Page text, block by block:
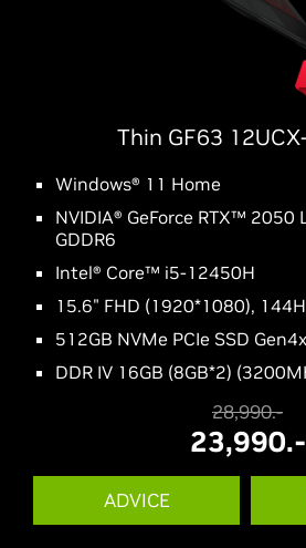
Thin GF63
Windows® 11 Home
NVIDIA® GeForce RTX™ 2050
GDDR6
Intel® Core™ i5-12450H
15.6" FHD (1920*1080),
512GB NVMe PCIe SSD
DDR IV 16GB (8GB*2)
28,990.-
23,990.-
ADVICE